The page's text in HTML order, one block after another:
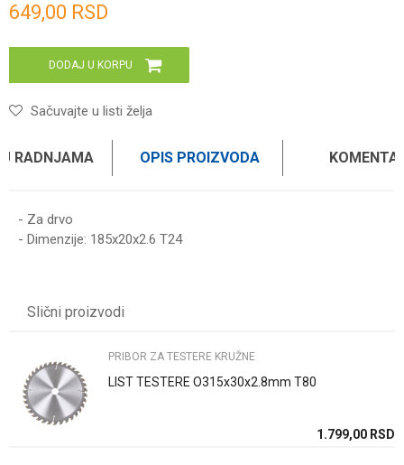
649,00 RSD
DODAJ U KORPU
Sačuvajte u listi želja
RADNJAMA OPIS PROIZVODA
- Za drvo
- Dimenzije: 185x20x2.6 T24
Poruka
Slični proizvodi
PRIBOR ZA TESTERE KRUŽNE
LIST TESTERE O315x30x2.8mm T80
1.799,00 RSD